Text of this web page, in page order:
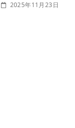
2025年11月23日